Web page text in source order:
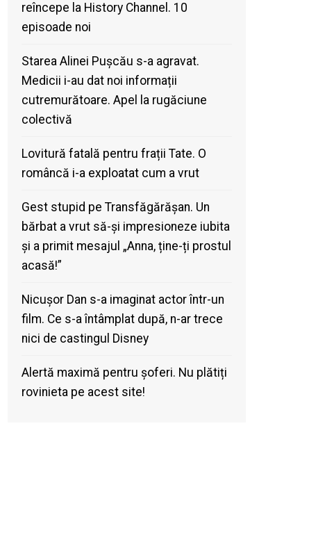
reîncepe la History Channel. 10
episoade noi
Starea Alinei Pușcău s-a agravat.
Medicii i-au dat noi informații
cutremurătoare. Apel la rugăciune
colectivă
Lovitură fatală pentru frații Tate. O
româncă i-a exploatat cum a vrut
Gest stupid pe Transfăgărășan. Un
bărbat a vrut să-și impresioneze iubita
și a primit mesajul „Anna, ține-ți prostul
acasă!”
Nicușor Dan s-a imaginat actor într-un
film. Ce s-a întâmplat după, n-ar trece
nici de castingul Disney
Alertă maximă pentru șoferi. Nu plătiți
rovinieta pe acest site!